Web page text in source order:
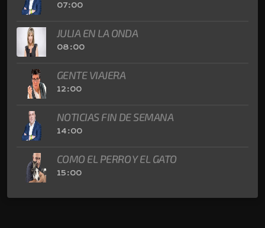
07:00
JULIA EN LA ONDA
08:00
GENTE VIAJERA
12:00
NOTICIAS FIN DE SEMANA
14:00
COMO EL PERRO Y EL GATO
15:00